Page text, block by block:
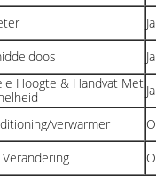
Ja
Ja
Hoogte & Handvat Met Ja
verwarmer